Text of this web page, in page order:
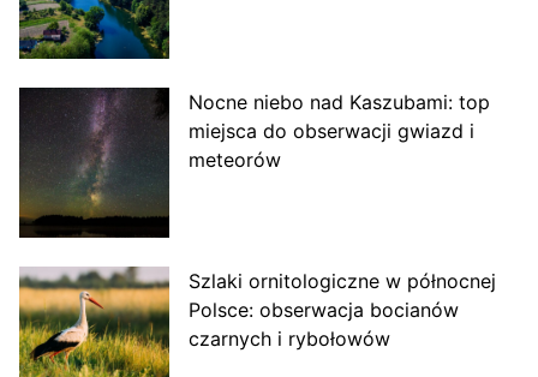
Nocne niebo nad Kaszubami: top
miejsca do obserwacji gwiazd i
meteorów
Szlaki ornitologiczne w północnej
Polsce: obserwacja bocianów
czarnych i rybołowów